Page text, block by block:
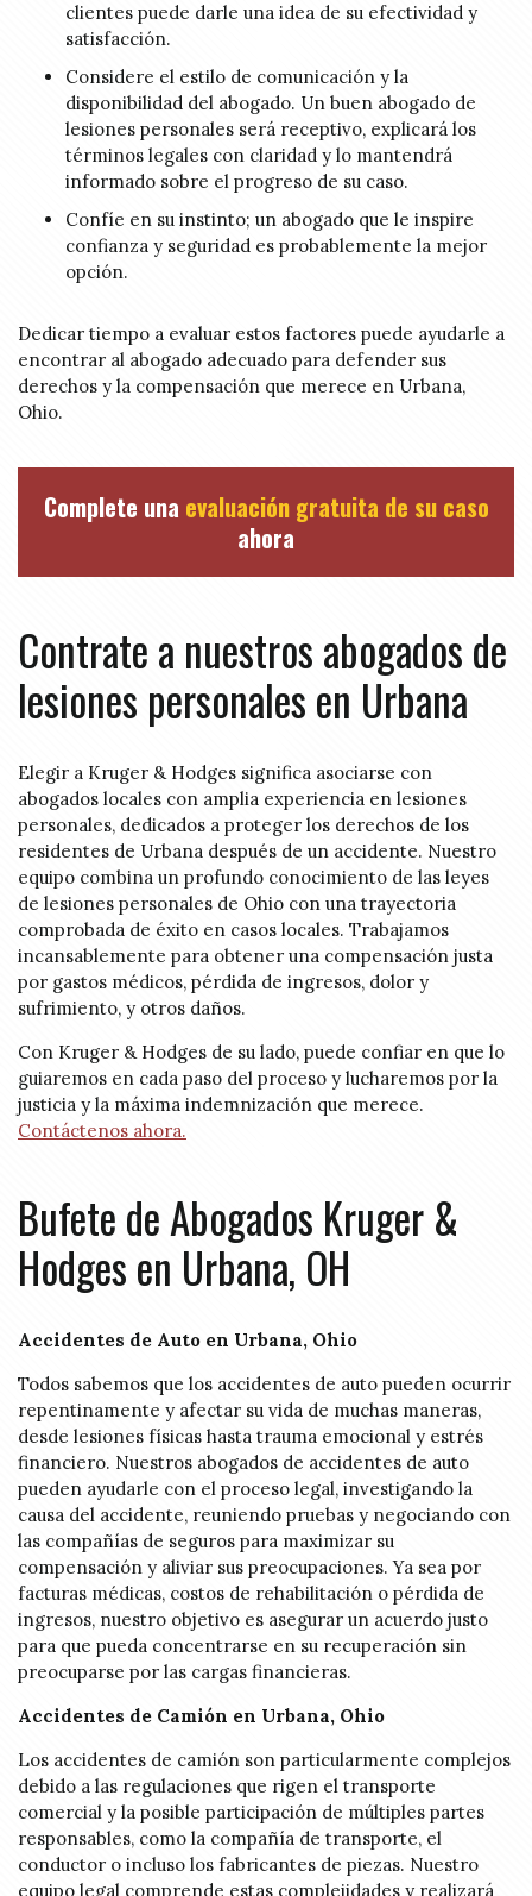
clientes puede darle una idea de su efectividad y
satisfacción.
Considere el estilo de comunicación y la
disponibilidad del abogado. Un buen abogado de
lesiones personales será receptivo, explicará los
términos legales con claridad y lo mantendrá
informado sobre el progreso de su caso.
Confíe en su instinto; un abogado que le inspire
confianza y seguridad es probablemente la mejor
opción.
Dedicar tiempo a evaluar estos factores puede ayudarle a
encontrar al abogado adecuado para defender sus
derechos y la compensación que merece en Urbana,
Ohio.
Complete una evaluación gratuita de su caso
ahora
Contrate a nuestros abogados de
lesiones personales en Urbana
Elegir a Kruger & Hodges significa asociarse con
abogados locales con amplia experiencia en lesiones
personales, dedicados a proteger los derechos de los
residentes de Urbana después de un accidente. Nuestro
equipo combina un profundo conocimiento de las leyes
de lesiones personales de Ohio con una trayectoria
comprobada de éxito en casos locales. Trabajamos
incansablemente para obtener una compensación justa
por gastos médicos, pérdida de ingresos, dolor y
sufrimiento, y otros daños.
Con Kruger & Hodges de su lado, puede confiar en que lo
guiaremos en cada paso del proceso y lucharemos por la
justicia y la máxima indemnización que merece.
Contáctenos ahora.
Bufete de Abogados Kruger &
Hodges en Urbana, OH
Accidentes de Auto en Urbana, Ohio
Todos sabemos que los accidentes de auto pueden ocurrir
repentinamente y afectar su vida de muchas maneras,
desde lesiones físicas hasta trauma emocional y estrés
financiero. Nuestros abogados de accidentes de auto
pueden ayudarle con el proceso legal, investigando la
causa del accidente, reuniendo pruebas y negociando con
las compañías de seguros para maximizar su
compensación y aliviar sus preocupaciones. Ya sea por
facturas médicas, costos de rehabilitación o pérdida de
ingresos, nuestro objetivo es asegurar un acuerdo justo
para que pueda concentrarse en su recuperación sin
preocuparse por las cargas financieras.
Accidentes de Camión en Urbana, Ohio
Los accidentes de camión son particularmente complejos
debido a las regulaciones que rigen el transporte
comercial y la posible participación de múltiples partes
responsables, como la compañía de transporte, el
conductor o incluso los fabricantes de piezas. Nuestro
equipo legal comprende estas complejidades y realizará